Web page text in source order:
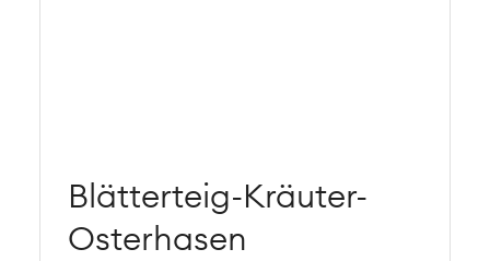
Blätterteig-Kräuter-
Osterhasen